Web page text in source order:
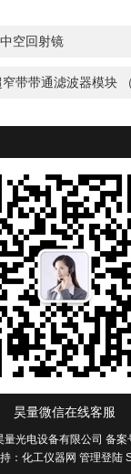
空回射镜
带带通滤波器模块
昊量微信在线客服
光电设备有限公司 备案
： 化工仪器网 管理登陆